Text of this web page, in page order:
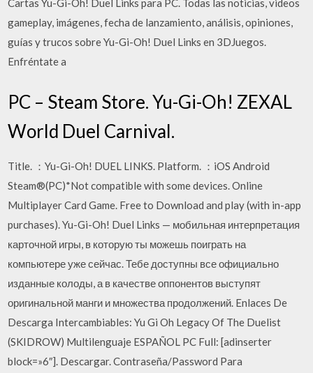
Cartas Yu-Gi-Oh! Duel Links para PC. Todas las noticias, videos
gameplay, imágenes, fecha de lanzamiento, análisis, opiniones,
guías y trucos sobre Yu-Gi-Oh! Duel Links en 3DJuegos.
Enfréntate a
PC – Steam Store. Yu-Gi-Oh! ZEXAL
World Duel Carnival.
Title. ：Yu-Gi-Oh! DUEL LINKS. Platform. ：iOS Android
Steam®(PC)*Not compatible with some devices. Online
Multiplayer Card Game. Free to Download and play (with in-app
purchases). Yu-Gi-Oh! Duel Links — мобильная интерпретация
карточной игры, в которую ты можешь поиграть на
компьютере уже сейчас. Тебе доступны все официально
изданные колоды, а в качестве оппонентов выступят
оригинальной манги и множества продолжений. Enlaces De
Descarga Intercambiables: Yu Gi Oh Legacy Of The Duelist
(SKIDROW) Multilenguaje ESPAÑOL PC Full: [adinserter
block=»6″]. Descargar. Contraseña/Password Para